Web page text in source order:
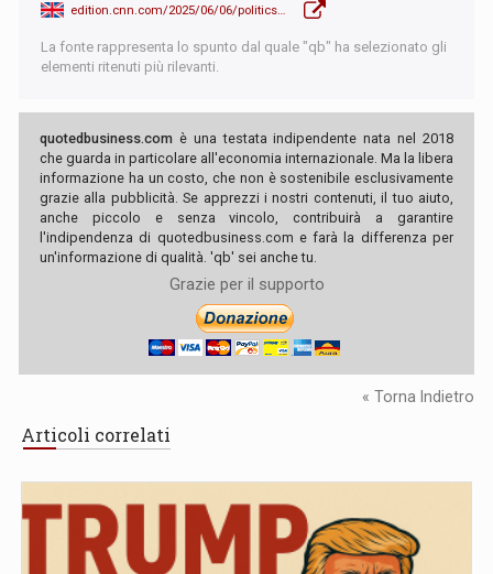
edition.cnn.com/2025/06/06/politics/republican-party-trump-musk-analysis
La fonte rappresenta lo spunto dal quale "qb" ha selezionato gli
elementi ritenuti più rilevanti.
quotedbusiness.com è una testata indipendente nata nel 2018
che guarda in particolare all'economia internazionale. Ma la libera
informazione ha un costo, che non è sostenibile esclusivamente
grazie alla pubblicità. Se apprezzi i nostri contenuti, il tuo aiuto,
anche piccolo e senza vincolo, contribuirà a garantire
l'indipendenza di quotedbusiness.com e farà la differenza per
un'informazione di qualità. 'qb' sei anche tu.
Grazie per il supporto
« Torna Indietro
Articoli correlati